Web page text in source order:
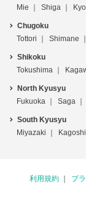
Mie
Shiga
Chugoku
Tottori
Shimane
Shikoku
Tokushima
North Kyusyu
Fukuoka
Saga
South Kyusyu
Miyazaki
利用規約 プ